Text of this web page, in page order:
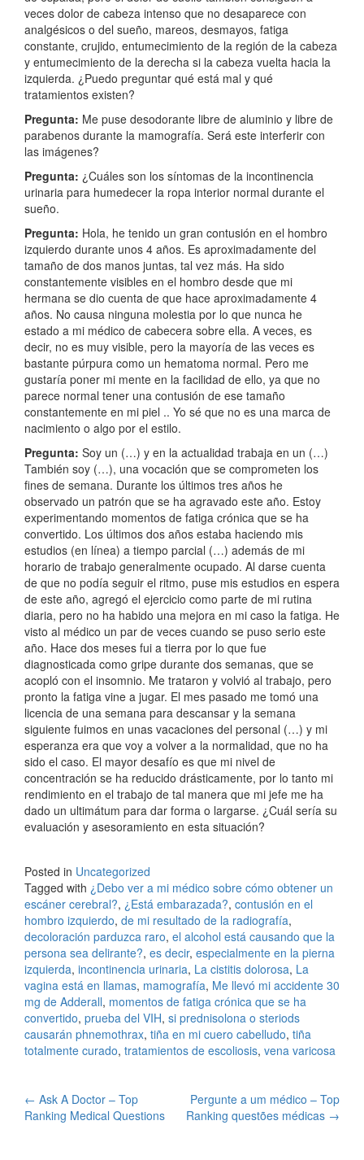
veces dolor de cabeza intenso que no desaparece con
analgésicos o del sueño, mareos, desmayos, fatiga
constante, crujido, entumecimiento de la región de la cabeza
y entumecimiento de la derecha si la cabeza vuelta hacia la
izquierda. ¿Puedo preguntar qué está mal y qué
tratamientos existen?
Pregunta: Me puse desodorante libre de aluminio y libre de
parabenos durante la mamografía. Será este interferir con
las imágenes?
Pregunta: ¿Cuáles son los síntomas de la incontinencia
urinaria para humedecer la ropa interior normal durante el
sueño.
Pregunta: Hola, he tenido un gran contusión en el hombro
izquierdo durante unos 4 años. Es aproximadamente del
tamaño de dos manos juntas, tal vez más. Ha sido
constantemente visibles en el hombro desde que mi
hermana se dio cuenta de que hace aproximadamente 4
años. No causa ninguna molestia por lo que nunca he
estado a mi médico de cabecera sobre ella. A veces, es
decir, no es muy visible, pero la mayoría de las veces es
bastante púrpura como un hematoma normal. Pero me
gustaría poner mi mente en la facilidad de ello, ya que no
parece normal tener una contusión de ese tamaño
constantemente en mi piel .. Yo sé que no es una marca de
nacimiento o algo por el estilo.
Pregunta: Soy un (…) y en la actualidad trabaja en un (…)
También soy (…), una vocación que se comprometen los
fines de semana. Durante los últimos tres años he
observado un patrón que se ha agravado este año. Estoy
experimentando momentos de fatiga crónica que se ha
convertido. Los últimos dos años estaba haciendo mis
estudios (en línea) a tiempo parcial (…) además de mi
horario de trabajo generalmente ocupado. Al darse cuenta
de que no podía seguir el ritmo, puse mis estudios en espera
de este año, agregó el ejercicio como parte de mi rutina
diaria, pero no ha habido una mejora en mi caso la fatiga. He
visto al médico un par de veces cuando se puso serio este
año. Hace dos meses fui a tierra por lo que fue
diagnosticada como gripe durante dos semanas, que se
acopló con el insomnio. Me trataron y volvió al trabajo, pero
pronto la fatiga vine a jugar. El mes pasado me tomó una
licencia de una semana para descansar y la semana
siguiente fuimos en unas vacaciones del personal (…) y mi
esperanza era que voy a volver a la normalidad, que no ha
sido el caso. El mayor desafío es que mi nivel de
concentración se ha reducido drásticamente, por lo tanto mi
rendimiento en el trabajo de tal manera que mi jefe me ha
dado un ultimátum para dar forma o largarse. ¿Cuál sería su
evaluación y asesoramiento en esta situación?
Posted in Uncategorized
Tagged with ¿Debo ver a mi médico sobre cómo obtener un
escáner cerebral?, ¿Está embarazada?, contusión en el
hombro izquierdo, de mi resultado de la radiografía,
decoloración parduzca raro, el alcohol está causando que la
persona sea delirante?, es decir, especialmente en la pierna
izquierda, incontinencia urinaria, La cistitis dolorosa, La
vagina está en llamas, mamografía, Me llevó mi accidente 30
mg de Adderall, momentos de fatiga crónica que se ha
convertido, prueba del VIH, si prednisolona o steriods
causarán phnemothrax, tiña en mi cuero cabelludo, tiña
totalmente curado, tratamientos de escoliosis, vena varicosa
Post
← Ask A Doctor – Top
Ranking Medical Questions
Pergunte a um médico – Top
Ranking questões médicas →